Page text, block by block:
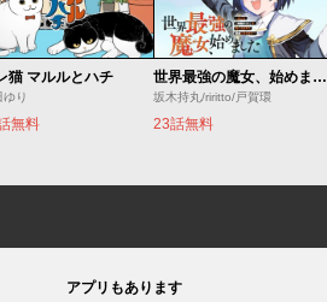
猫 マルルとハチ
ゆり
無料
世界最強の魔女、始めました ～私だけ『攻略サイト』を見れる世界で自由に生きます～
坂木持丸/riritto/戸賀環
23話無料
アプリもあります